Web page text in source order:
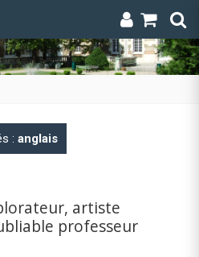
: anglais
artiste
professeur